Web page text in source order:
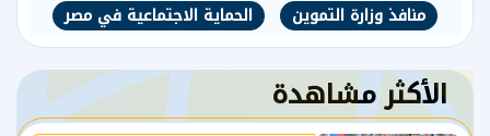
منافذ وزارة التموين
الحماية الاجتماعية في مصر
الأكثر مشاهدة